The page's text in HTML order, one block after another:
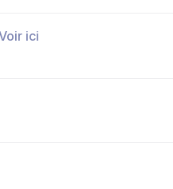
ici